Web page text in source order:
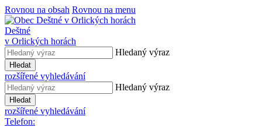
Rovnou na obsah Rovnou na menu
Deštné
v Orlických horách
Hledaný výraz
Hledat
rozšířené vyhledávání
Hledaný výraz
Hledat
rozšířené vyhledávání
Telefon: